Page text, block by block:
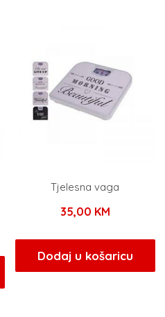
Tjelesna vaga
35,00 KM
Dodaj u košaricu